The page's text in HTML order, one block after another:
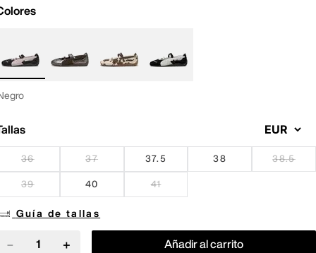
36 37 37.5 38 38.5
39 40 41
Guía de tallas
＋
－ Añadir al carrito